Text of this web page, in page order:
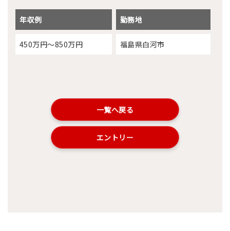
年収例 勤務地
450万円～850万円 福島県白河市
一覧へ戻る
エントリー